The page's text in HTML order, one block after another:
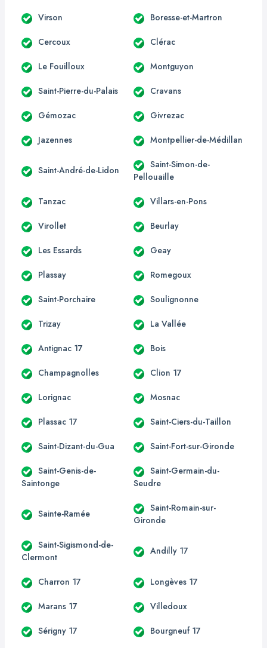
Virson Boresse-et-Martron
Cercoux Clérac
Le Fouilloux Montguyon
Saint-Pierre-du-Palais Cravans
Gémozac Givrezac
Jazennes Montpellier-de-Médillan
Saint-André-de-Lidon
Saint-Simon-de-
Pellouaille
Tanzac Villars-en-Pons
Virollet Beurlay
Les Essards Geay
Plassay Romegoux
Saint-Porchaire Soulignonne
Trizay La Vallée
Antignac 17 Bois
Champagnolles Clion 17
Lorignac Mosnac
Plassac 17 Saint-Ciers-du-Taillon
Saint-Dizant-du-Gua Saint-Fort-sur-Gironde
Saint-Genis-de-
Saintonge
Saint-Germain-du-
Seudre
Sainte-Ramée
Saint-Romain-sur-
Gironde
Saint-Sigismond-de-
Clermont
Andilly 17
Charron 17 Longèves 17
Marans 17 Villedoux
Sérigny 17 Bourgneuf 17